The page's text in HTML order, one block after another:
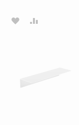
ΠΡΟΣΘΉΚΗ